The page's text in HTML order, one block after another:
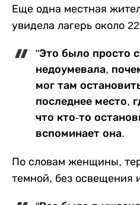
Еще одна местная
увидела лагерь около
"Это было просто
недоумевала,
мог там
последнее место,
что кто-то
вспоминает она.
По словам женщины,
темной, без освещения